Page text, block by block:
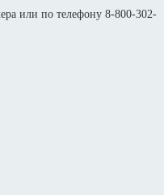
или по телефону 8-800-302-